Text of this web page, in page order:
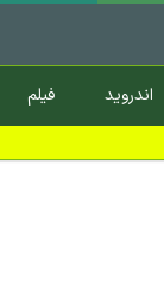
اندروید فیلم